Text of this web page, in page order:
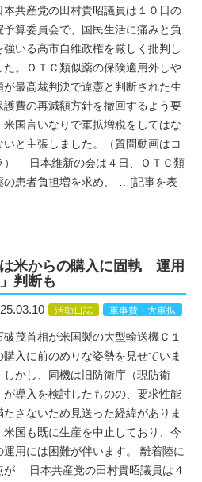
共産党の田村貴昭議員は１０日の
予算委員会で、国民生活に痛みと負
強いる高市自維政権を厳しく批判し
た。ＯＴＣ類似薬の保険適用外しや
が最高裁判決で違憲と判断された生
護費の再減額方針を撤回するよう要
米国言いなりで軍拡増税をしてはな
いと主張しました。（質問動画はコ
） 日本維新の会は４日、ＯＴＣ類
の患者負担増を求め、
… [記事を表
米からの購入に固執 運用
判断も
活動日誌 軍事費・大軍拡
茂首相が米国製の大型輸送機Ｃ１
購入に前のめりな姿勢を見せていま
しかし、同機は旧防衛庁（現防衛
が導入を検討したものの、要求性能
たさないため見送った経緯がありま
米国も既に生産を中止しており、今
運用には困難が伴います。 離着陸に
が 日本共産党の田村貴昭議員は４